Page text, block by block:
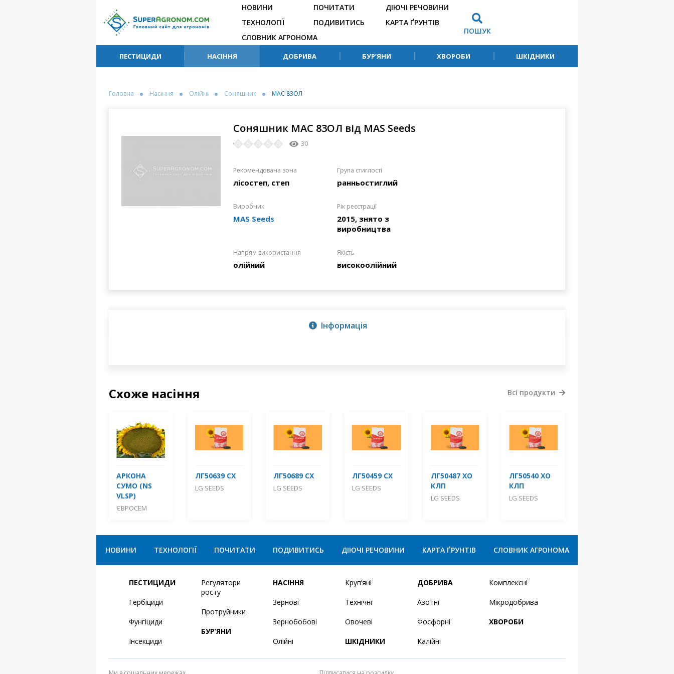
НОВИНИ
ТЕХНОЛОГІЇ
ПОЧИТАТИ
ПОДИВИТИСЬ
ДІЮЧІ РЕЧОВИНИ
КАРТА ҐРУНТІВ
СЛОВНИК АГРОНОМА
ПОШУК
ПЕСТИЦИДИ НАСІННЯ ДОБРИВА БУР’ЯНИ ХВОРОБИ ШКІДНИКИ
Головна Насіння Олійні Соняшник МАС 83ОЛ
Соняшник МАС 83ОЛ від MAS Seeds
30
Рекомендована зона
лісостеп, степ
Група стиглості
ранньостиглий
Виробник
MAS Seeds
Рік реєстрації
2015, знято з
виробництва
Напрям використання
олійний
Якість
високоолійний
Інформація
Схоже насіння
АРКОНА
СУМО (NS
VLSP)
ЄВРОСЕМ
ЛГ50639 СХ
LG SEEDS
ЛГ50689 СХ
LG SEEDS
ЛГ50459 СХ
LG SEEDS
ЛГ50487 ХО
КЛП
LG SEEDS
ЛГ50540 ХО
КЛП
LG SEEDS
Всі продукти
НОВИНИ ТЕХНОЛОГІЇ ПОЧИТАТИ ПОДИВИТИСЬ ДІЮЧІ РЕЧОВИНИ КАРТА ҐРУНТІВ СЛОВНИК АГРОНОМА
ПЕСТИЦИДИ
Гербіциди
Фунгіциди
Інсекциди
Регулятори
росту
Протруйники
БУР’ЯНИ
НАСІННЯ
Зернові
Зернобобові
Олійні
Круп’яні
Технічні
Овочеві
ШКІДНИКИ
ДОБРИВА
Азотні
Фосфорні
Калійні
Комплексні
Мікродобрива
ХВОРОБИ